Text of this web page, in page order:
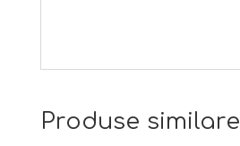
Produse similare